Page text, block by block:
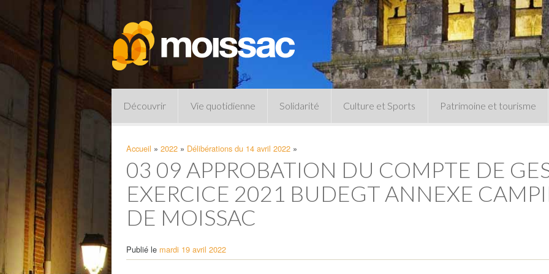
Découvrir Vie quotidienne
Pharmacies de garde
Solidarité
Permanences CCAS
Culture et Sports Patrimoine et tourisme
Centre de documentation
Archives municipales
Infos pratiques
Séances
Accueil » 2022 » Délibérations du 14 avril 2022 »
03 09 APPROBATION DU COMPTE DE
EXERCICE 2021 BUDEGT ANNEXE
DE MOISSAC
Publié le mardi 19 avril 2022